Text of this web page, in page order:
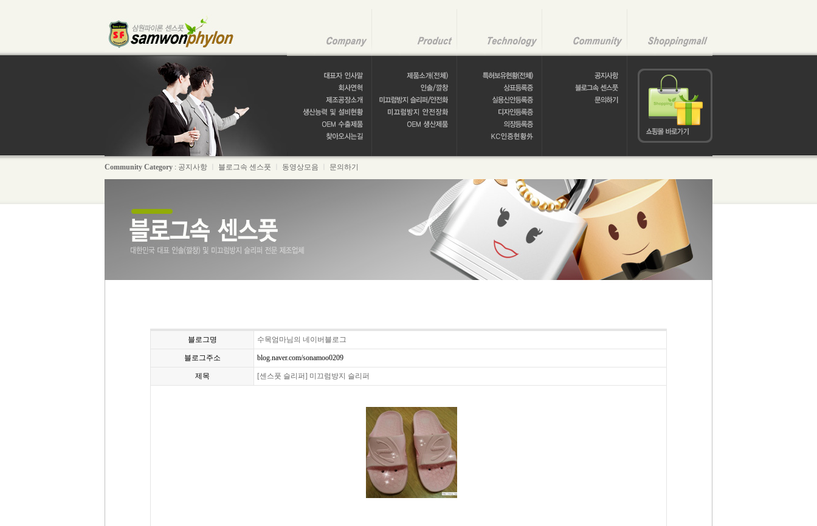
Community Category : 공지사항 블로그속 센스풋 동영상모음 문의하기
블로그명 수목엄마님의 네이버블로그
블로그주소 blog.naver.com/sonamoo0209
제목 [센스풋 슬리퍼] 미끄럼방지 슬리퍼